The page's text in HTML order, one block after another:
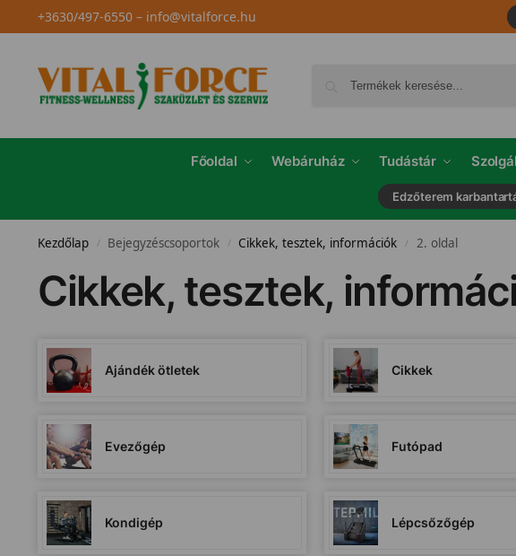
+3630/497-6550– info@vitalforce.hu
Főoldal Webáruház Tudástár
Edzőterem
Kezdőlap / Bejegyzéscsoportok / Cikkek, tesztek, információk / 2. oldal
Cikkek, tesztek,
Ajándék ötletek Cikkek
Evezőgép Futópad
Kondigép Lépcsőzőgép